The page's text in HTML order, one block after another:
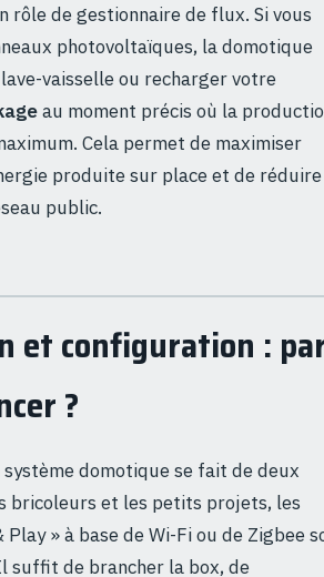
rôle de gestionnaire de flux. Si vous
photovoltaïques, la domotique
vaisselle ou recharger votre
au moment précis où la
Cela permet de maximiser
produite sur place et de
public.
et configuration :
?
système domotique se fait de deux
bricoleurs et les petits projets, les
» à base de Wi-Fi ou de Zigbee
suffit de brancher la box, de